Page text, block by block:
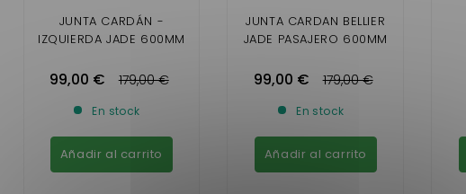
JUNTA CARDÁN -
IZQUIERDA JADE 600MM
99,00 € 179,00 €
En stock
Añadir al carrito
JUNTA CARDAN BELLIER
JADE PASAJERO 600MM
99,00 € 179,00 €
En stock
Añadir al carrito